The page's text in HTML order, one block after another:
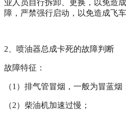
业人员自行拆卸、更换，以免造
障，严禁强行启动，以免造成飞
2 、喷油器总成卡死的故障判断
故障特征：
（1 ）排气管冒烟，一般为冒蓝烟
（2）柴油机加速过慢；